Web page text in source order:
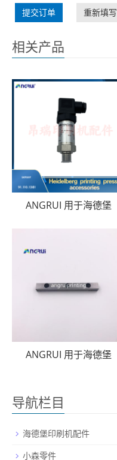
提交订单 重新填写
相关产品
ANGRUI 用于海德堡
ANGRUI 用于海德堡
导航栏目
海德堡印刷机配件
小森零件